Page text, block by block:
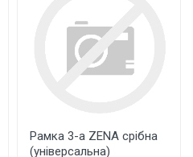
Рамка 3-а ZENA срібна
(універсальна)